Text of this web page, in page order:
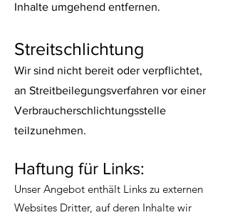
Inhalte umgehend entfernen.
Streitschlichtung
Wir sind nicht bereit oder verpflichtet,
an Streitbeilegungsverfahren vor einer
Verbraucherschlichtungsstelle
teilzunehmen.
Haftung für Links:
Unser Angebot enthält Links zu externen
Websites Dritter, auf deren Inhalte wir